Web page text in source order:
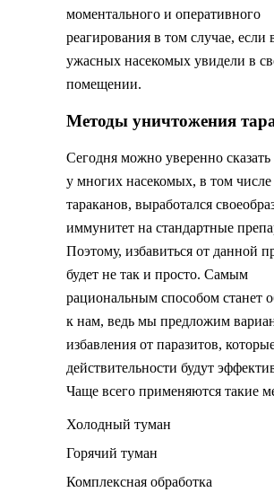
моментального и оперативного
реагирования в том случае, если
ужасных насекомых увидели в
помещении.
Методы уничтожения
Сегодня можно уверенно
у многих насекомых, в том
тараканов, выработался
иммунитет на стандартные
Поэтому, избавиться от данной
будет не так и просто. Самым
рациональным способом станет
к нам, ведь мы предложим
избавления от паразитов,
действительности будут
Чаще всего применяются такие
Холодный туман
Горячий туман
Комплексная обработка